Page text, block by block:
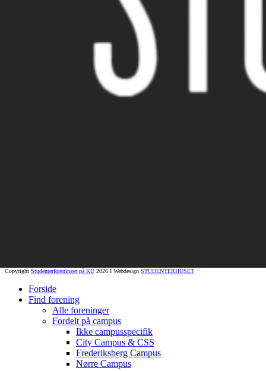
Copyright Studenterforeninger på KU 2026 I Webdesign STUDENTERHUSET
Forside
Find forening
Alle foreninger
Fordelt på campus
Ikke campusspecifik
City Campus & CSS
Frederiksberg Campus
Nørre Campus